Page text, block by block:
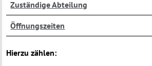
Zuständige Abteilung
Öffnungszeiten
Hierzu zählen: